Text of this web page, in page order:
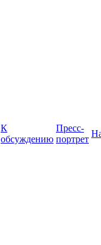
К
обсуждению
Пресс-
портрет